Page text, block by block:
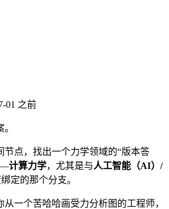
01 之前
节点，找出一个力学领域的“版本答
计算力学，尤其是与人工智能（AI）/
定的那个分支。
一个苦哈哈画受力分析图的工程师，